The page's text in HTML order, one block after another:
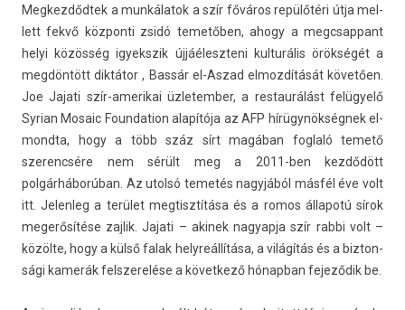
Meg­kezdőd­tek a munkálatok a szír főváros repülőtéri útja mel­
lett fekvő köz­ponti zsidó temetőben, ahogy a megcsap­pant
helyi közösség igyekszik újjáéleszteni kul­turális örökségét a
megdöntött diktátor , Bassár el-Aszad el­mozdítását követően.
Joe Jajati szír-amerikai üzletemb­er, a re­staurálást felügyelő
Syrian Mosaic Foun­da­tion alapítója az AFP hírügynökségnek el­
mondta, hogy a több száz sírt magában fogl­aló temető
szerencsére nem sérült meg a 2011-ben kezdődött
polgárháborúban. Az utolsó temetés nagyjából másfél éve volt
itt. Jelen­leg a terület meg­tisztítása és a romos állapotú sírok
megerősítése zaj­lik. Jajati – akinek nagyap­ja szír rabbi volt –
közölte, hogy a külső falak helyreál­lítása, a világítás és a bi­zton­
sági kamerák felszerelése a követ­kező hónap­ban fejeződik be.